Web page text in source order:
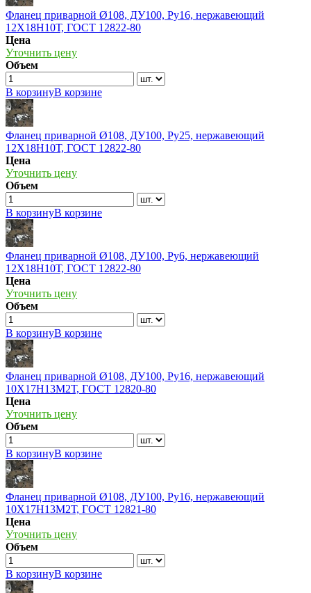
Фланец приварной Ø108, ДУ100, Ру16, нержавеющий
12Х18Н10Т, ГОСТ 12822-80
Цена
Уточнить цену
Объем
В корзинуВ корзине
Фланец приварной Ø108, ДУ100, Ру25, нержавеющий
12Х18Н10Т, ГОСТ 12822-80
Цена
Уточнить цену
Объем
В корзинуВ корзине
Фланец приварной Ø108, ДУ100, Ру6, нержавеющий
12Х18Н10Т, ГОСТ 12822-80
Цена
Уточнить цену
Объем
В корзинуВ корзине
Фланец приварной Ø108, ДУ100, Ру16, нержавеющий
10Х17Н13М2Т, ГОСТ 12820-80
Цена
Уточнить цену
Объем
В корзинуВ корзине
Фланец приварной Ø108, ДУ100, Ру16, нержавеющий
10Х17Н13М2Т, ГОСТ 12821-80
Цена
Уточнить цену
Объем
В корзинуВ корзине